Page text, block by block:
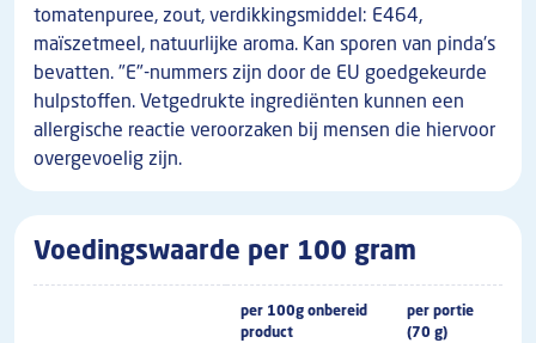
tomatenpuree, zout, verdikkingsmiddel: E464,
maïszetmeel, natuurlijke aroma. Kan sporen van pinda's
bevatten. "E"-nummers zijn door de EU goedgekeurde
hulpstoffen. Vetgedrukte ingrediënten kunnen een
allergische reactie veroorzaken bij mensen die hiervoor
overgevoelig zijn.
Voedingswaarde per 100 gram
per 100g onbereid
product
per portie
(70 g)